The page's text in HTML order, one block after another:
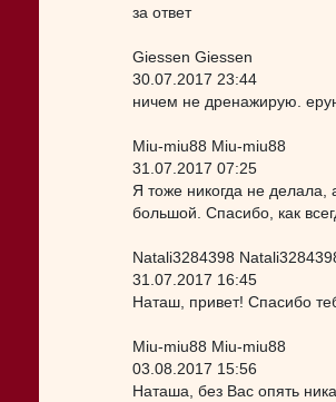
за ответ
Giessen Giessen
30.07.2017 23:44
ничем не дренажирую.
Miu-miu88 Miu-miu88
31.07.2017 07:25
Я тоже никогда не делала,
большой. Спасибо, как
Natali3284398
31.07.2017 16:45
Наташ, привет! Спасибо
Miu-miu88 Miu-miu88
03.08.2017 15:56
Наташа, без Вас опять